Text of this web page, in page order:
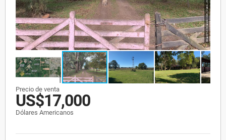
Precio de venta
US$17,000
Dólares Americanos